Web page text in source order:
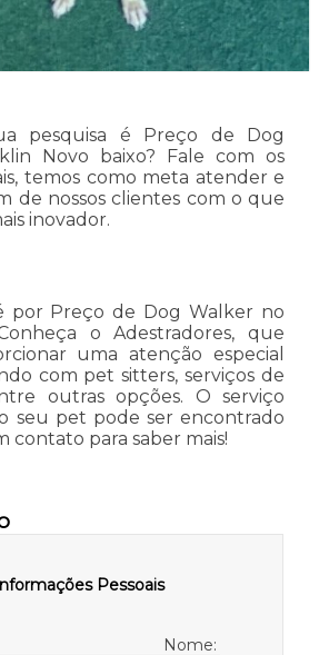
pesquisa é Preço de Dog
Novo baixo? Fale com os
temos como meta atender e
de nossos clientes com o que
inovador.
por Preço de Dog Walker no
o Adestradores, que
uma atenção especial
com pet sitters, serviços de
outras opções. O serviço
seu pet pode ser encontrado
contato para saber mais!
Pessoais
Nome: